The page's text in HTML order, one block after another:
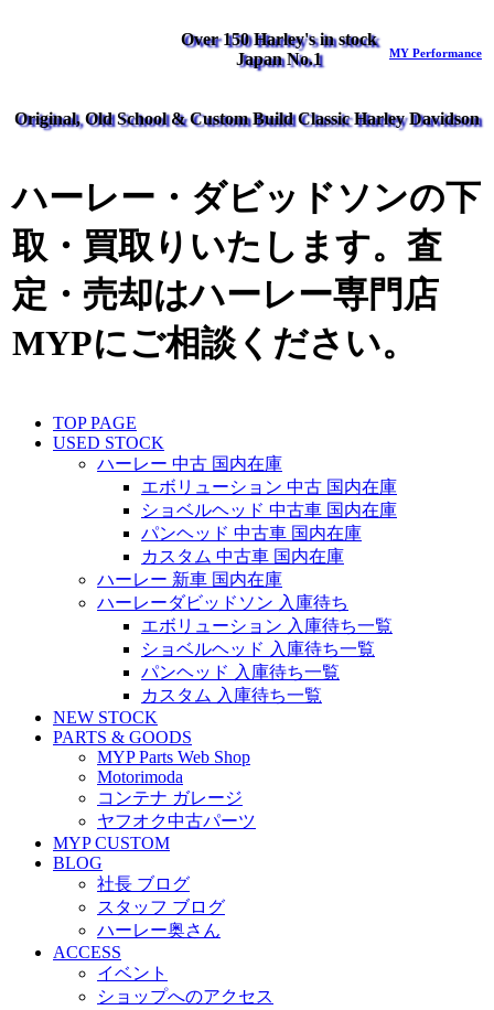
Over 150 Harley's in stock
Japan No.1
MY Performance
Original, Old School & Custom Build Classic Harley Davidson
ハーレー・ダビッドソンの下
取・買取りいたします。査
定・売却はハーレー専門店
MYPにご相談ください。
TOP PAGE
USED STOCK
ハーレー 中古 国内在庫
エボリューション 中古 国内在庫
ショベルヘッド 中古車 国内在庫
パンヘッド 中古車 国内在庫
カスタム 中古車 国内在庫
ハーレー 新車 国内在庫
ハーレーダビッドソン 入庫待ち
エボリューション 入庫待ち一覧
ショベルヘッド 入庫待ち一覧
パンヘッド 入庫待ち一覧
カスタム 入庫待ち一覧
NEW STOCK
PARTS & GOODS
MYP Parts Web Shop
Motorimoda
コンテナ ガレージ
ヤフオク中古パーツ
MYP CUSTOM
BLOG
社長 ブログ
スタッフ ブログ
ハーレー奥さん
ACCESS
イベント
ショップへのアクセス